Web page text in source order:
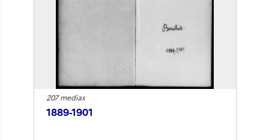
207 medias
1889-1901